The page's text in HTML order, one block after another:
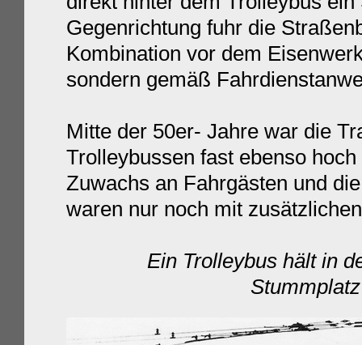
Gegenrichtung fuhr die
Kombination vor dem
sondern gemäß
Mitte der 50er- Jahre war die
Trolleybussen fast ebenso
Zuwachs an Fahrgästen und
waren nur noch mit
Ein Trolleybus hält in